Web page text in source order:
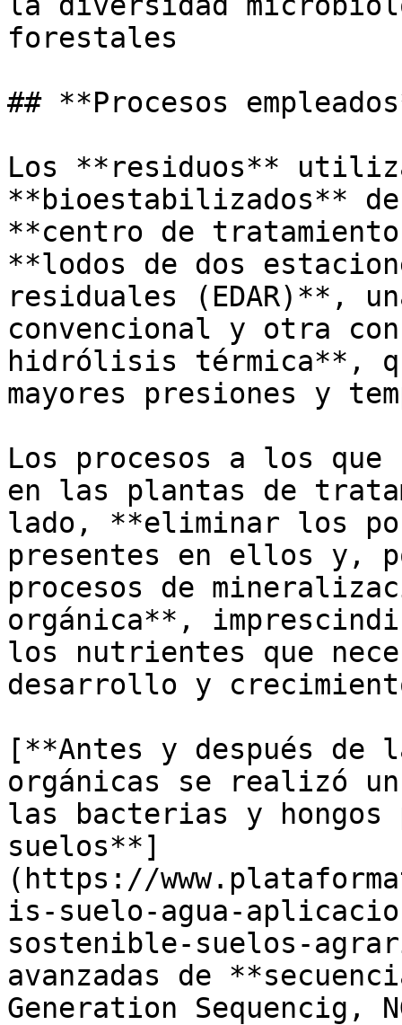
forestales
## **Procesos
Los **residuos**
**bioestabilizados** de
**centro de
**lodos de dos
residuales (EDAR)**,
convencional y otra
hidrólisis térmica**,
mayores presiones y
Los procesos a los
en las plantas de
lado, **eliminar los
presentes en ellos y,
procesos de
orgánica**,
los nutrientes que
desarrollo y
[**Antes y después de
orgánicas se realizó
las bacterias y
suelos**]
(https://
is-suelo-agua-
sostenible-suelos-
avanzadas de
Generation Sequencig,